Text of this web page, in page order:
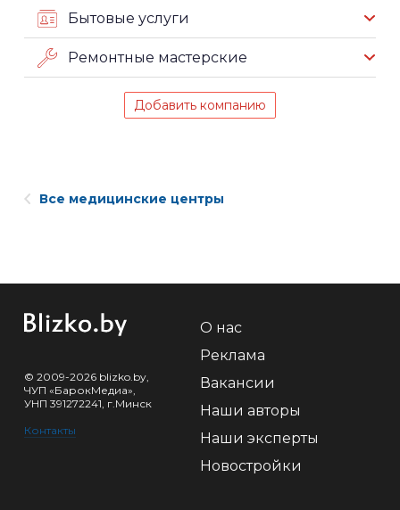
Бытовые услуги
Ремонтные мастерские
Добавить компанию
Все медицинские центры
© 2009-2026 blizko.by,
ЧУП «БарокМедиа»,
УНП 391272241, г.Минск
Контакты
О нас
Реклама
Вакансии
Наши авторы
Наши эксперты
Новостройки